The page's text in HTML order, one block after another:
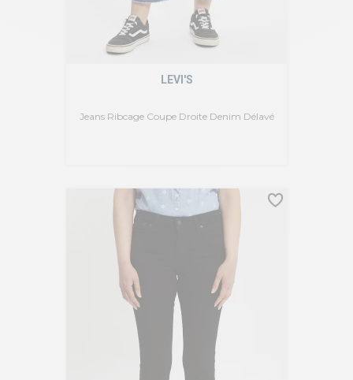
Jeans Ribcage Coupe Droite Denim Délavé
LEVI'S